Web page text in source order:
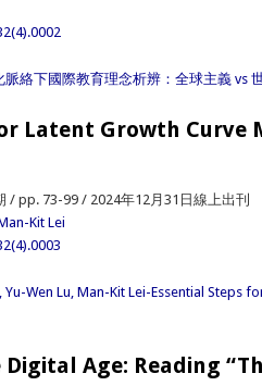
脈絡下國際教育理念析辨：全球主義 vs
Latent Growth Curve
/ pp. 73-99 / 2024年12月31日線上出刊
Kit Lei
Yu-Wen Lu, Man-Kit Lei-Essential Steps
Age: Reading